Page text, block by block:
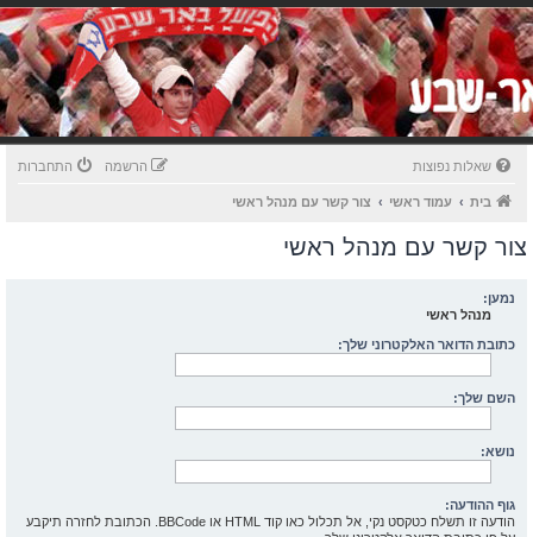
שאלות נפוצות התחברות הרשמה
בית עמוד ראשי צור קשר עם מנהל ראשי
צור קשר עם מנהל ראשי
נמען:
מנהל ראשי
כתובת הדואר האלקטרוני שלך:
השם שלך:
נושא:
גוף ההודעה:
הודעה זו תשלח כטקסט נקי, אל תכלול כאו קוד HTML או BBCode. הכתובת לחזרה תיקבע